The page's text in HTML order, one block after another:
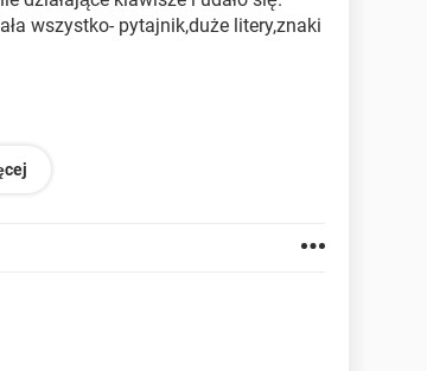
wszystko- pytajnik,duże litery,znaki